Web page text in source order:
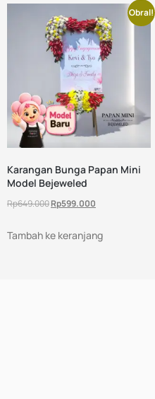
Obral!
Karangan Bunga Papan Mini
Model Bejeweled
Rp649.000Rp599.000
Tambah ke keranjang